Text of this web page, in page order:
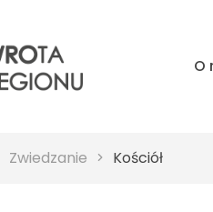
O
Zwiedzanie Kościół